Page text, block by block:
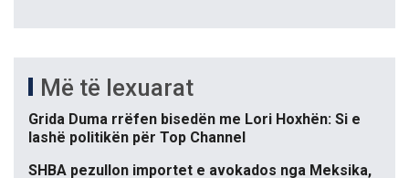
Më të lexuarat
Grida Duma rrëfen bisedën me Lori Hoxhën: Si e
lashë politikën për Top Channel
SHBA pezullon importet e avokados nga Meksika,